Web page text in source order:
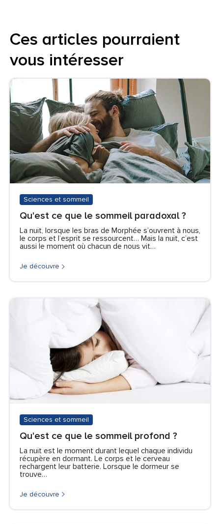
Ces articles pourraient
vous intéresser
Sciences et sommeil
Qu'est ce que le sommeil paradoxal ?
La nuit, lorsque les bras de Morphée s’ouvrent à nous,
le corps et l’esprit se ressourcent… Mais la nuit, c’est
aussi le moment où chacun de nous vit…
Je découvre
Sciences et sommeil
Qu'est ce que le sommeil profond ?
La nuit est le moment durant lequel chaque individu
récupère en dormant. Le corps et le cerveau
rechargent leur batterie. Lorsque le dormeur se
trouve…
Je découvre